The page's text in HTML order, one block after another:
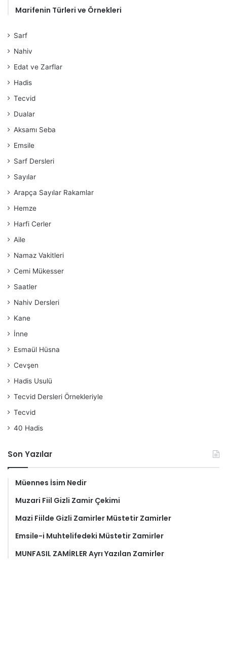
Marifenin Türleri ve Örnekleri
Sarf
Nahiv
Edat ve Zarflar
Hadis
Tecvid
Dualar
Aksamı Seba
Emsile
Sarf Dersleri
Sayılar
Arapça Sayılar Rakamlar
Hemze
Harfi Cerler
Aile
Namaz Vakitleri
Cemi Mükesser
Saatler
Nahiv Dersleri
Kane
İnne
Esmaül Hüsna
Cevşen
Hadis Usulü
Tecvid Dersleri Örnekleriyle
Tecvid
40 Hadis
Son Yazılar
Müennes İsim Nedir
Muzari Fiil Gizli Zamir Çekimi
Mazi Fiilde Gizli Zamirler Müstetir Zamirler
Emsile-i Muhtelifedeki Müstetir Zamirler
MUNFASIL ZAMİRLER Ayrı Yazılan Zamirler